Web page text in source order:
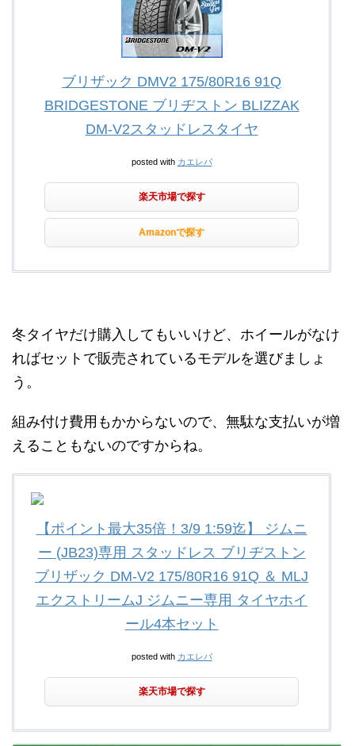
ブリザック DMV2 175/80R16 91Q
BRIDGESTONE ブリヂストン BLIZZAK
DM-V2スタッドレスタイヤ
posted with カエレバ
楽天市場で探す
Amazonで探す
冬タイヤだけ購入してもいいけど、ホイールがなけ
ればセットで販売されているモデルを選びましょ
う。
組み付け費用もかからないので、無駄な支払いが増
えることもないのですからね。
【ポイント最大35倍！3/9 1:59迄】 ジムニ
ー (JB23)専用 スタッドレス ブリヂストン
ブリザック DM-V2 175/80R16 91Q ＆ MLJ
エクストリームJ ジムニー専用 タイヤホイ
ール4本セット
posted with カエレバ
楽天市場で探す